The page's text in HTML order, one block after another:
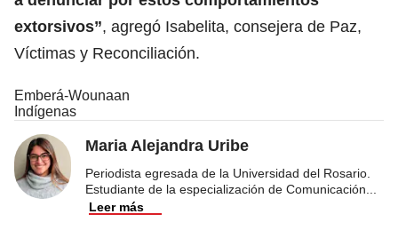
extorsivos”, agregó Isabelita, consejera de Paz,
Víctimas y Reconciliación.
Emberá-Wounaan
Indígenas
Maria Alejandra Uribe
Periodista egresada de la Universidad del Rosario.
Estudiante de la especialización de Comunicación
Leer más